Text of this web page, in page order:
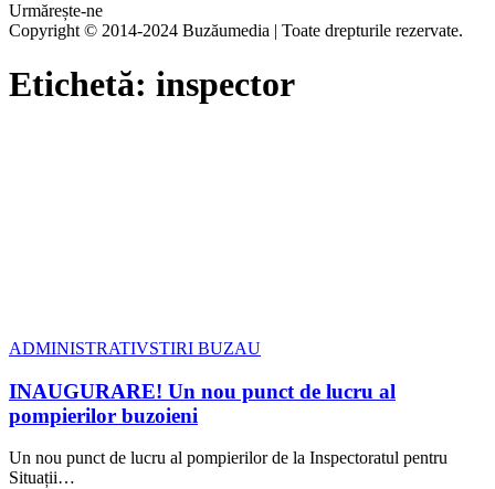
Urmărește-ne
Copyright © 2014-2024 Buzăumedia | Toate drepturile rezervate.
Etichetă: inspector
ADMINISTRATIVSTIRI BUZAU
INAUGURARE! Un nou punct de lucru al
pompierilor buzoieni
Un nou punct de lucru al pompierilor de la Inspectoratul pentru
Situații…